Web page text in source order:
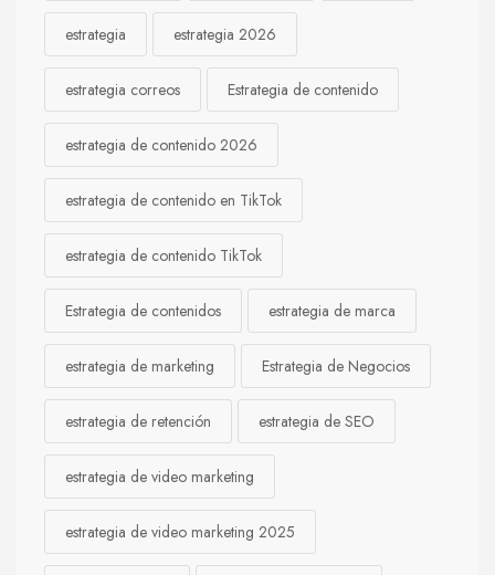
estrategia estrategia 2026
estrategia correos Estrategia de contenido
estrategia de contenido 2026
estrategia de contenido en TikTok
estrategia de contenido TikTok
Estrategia de contenidos estrategia de marca
estrategia de marketing Estrategia de Negocios
estrategia de retención estrategia de SEO
estrategia de video marketing
estrategia de video marketing 2025